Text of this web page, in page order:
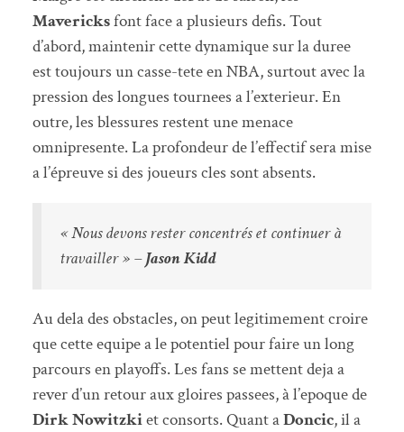
Mavericksfont face a plusieurs defis. Tout
d’abord, maintenir cette dynamique sur la duree
est toujours un casse-tete en NBA, surtout avec la
pression des longues tournees a l’exterieur. En
outre, les blessures restent une menace
omnipresente. La profondeur de l’effectif sera mise
a l’épreuve si des joueurs cles sont absents.
« Nous devons rester concentrés et continuer à
travailler » –Jason Kidd
Au dela des obstacles, on peut legitimement croire
que cette equipe a le potentiel pour faire un long
parcours en playoffs. Les fans se mettent deja a
rever d’un retour aux gloires passees, à l’epoque de
Dirk Nowitzkiet consorts. Quant aDoncic, il a